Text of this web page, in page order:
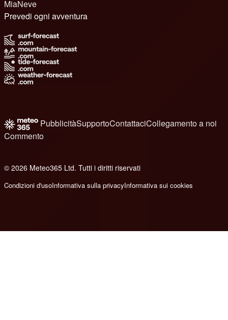
MiaNeve
Prevedi ogni avventura
PubblicitàSupportoContattaciCollegamento a noi
Commento
© 2026 Meteo365 Ltd. Tutti i diritti riservati
Condizioni d'usoInformativa sulla privacyInformativa sui cookies